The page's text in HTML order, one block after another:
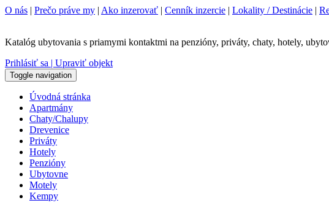
O nás | Prečo práve my | Ako inzerovať | Cenník inzercie | Lokality / Destinácie |
Katalóg ubytovania s priamymi kontaktmi na penzióny, priváty, chaty, hotely,
Prihlásiť sa | Upraviť objekt
Toggle navigation
Úvodná stránka
Apartmány
Chaty/Chalupy
Drevenice
Priváty
Hotely
Penzióny
Ubytovne
Motely
Kempy